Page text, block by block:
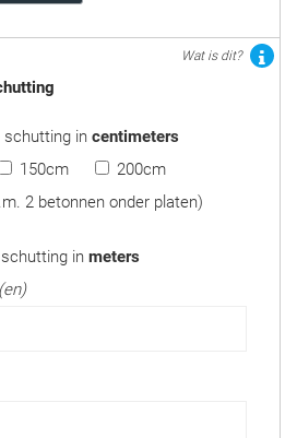
Wat is dit?
schutting in centimeters
150cm
200cm
2 betonnen onder platen)
in meters